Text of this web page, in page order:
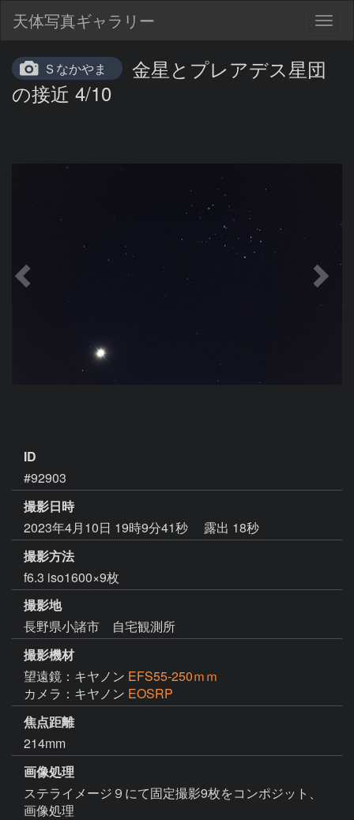
天体写真ギャラリー
Ｓなかやま
金星とプレアデス星団
の接近 4/10
ID
#92903
撮影日時
2023年4月10日 19時9分41秒
露出 18秒
撮影方法
f6.3 iso1600×9枚
撮影地
長野県小諸市 自宅観測所
撮影機材
望遠鏡：キヤノン EFS55-250ｍｍ
カメラ：キヤノン EOSRP
焦点距離
214mm
画像処理
ステライメージ９にて固定撮影9枚をコンポジット、
画像処理